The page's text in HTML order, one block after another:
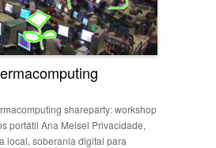
shareparty: workshop
portátil Ana Meisel Privacidade,
local, soberania digital para